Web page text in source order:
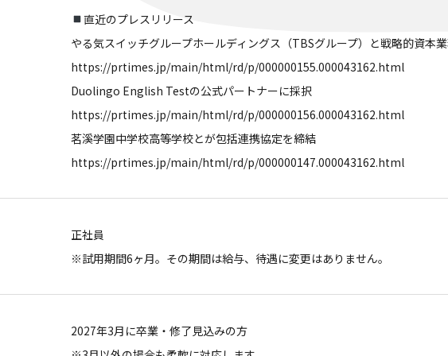
直近のプレスリリース
やる気スイッチグループホールディングス（TBSグループ）と戦略的資本
https://prtimes.jp/main/html/rd/p/000000155.000043162.html
Duolingo English Testの公式パートナーに採択
https://prtimes.jp/main/html/rd/p/000000156.000043162.html
茗溪学園中学校高等学校とが包括連携協定を締結
https://prtimes.jp/main/html/rd/p/000000147.000043162.html
正社員
※試⽤期間6ヶ⽉。その期間は給与、待遇に変更はありません。
2027年3月に卒業・修了見込みの方